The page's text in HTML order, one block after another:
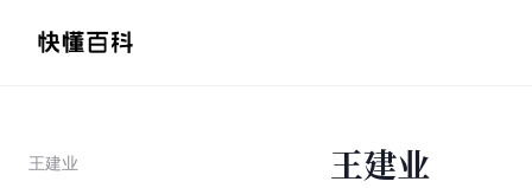
王建业
王建业